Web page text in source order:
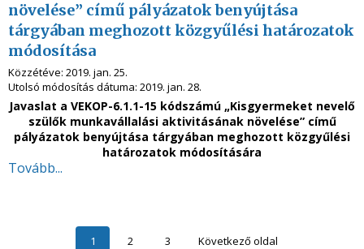
növelése” című pályázatok benyújtása
tárgyában meghozott közgyűlési határozatok
módosítása
Közzétéve: 2019. jan. 25.
Utolsó módosítás dátuma: 2019. jan. 28.
Javaslat a VEKOP-6.1.1-15 kódszámú „Kisgyermeket nevelő
szülők munkavállalási aktivitásának növelése” című
pályázatok benyújtása tárgyában meghozott közgyűlési
határozatok módosítására
Tovább...
1 2 3 Következő oldal